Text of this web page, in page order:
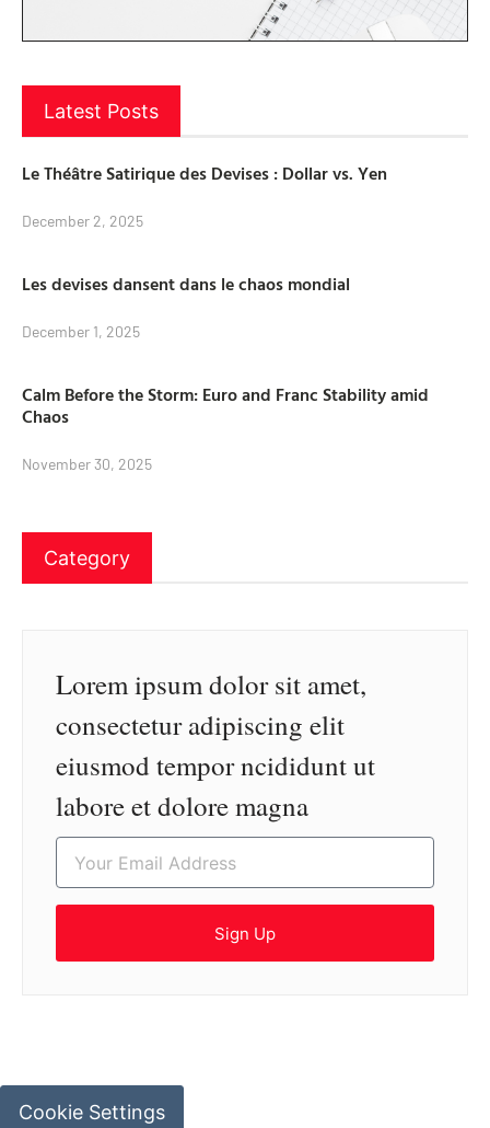
Latest Posts
Le Théâtre Satirique des Devises : Dollar vs. Yen
December 2, 2025
Les devises dansent dans le chaos mondial
December 1, 2025
Calm Before the Storm: Euro and Franc Stability amid
Chaos
November 30, 2025
Category
Lorem ipsum dolor sit amet,
consectetur adipiscing elit
eiusmod tempor ncididunt ut
labore et dolore magna
Sign Up
Cookie Settings